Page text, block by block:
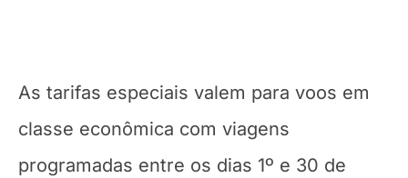
As tarifas especiais valem para voos em
classe econômica com viagens
programadas entre os dias 1º e 30 de